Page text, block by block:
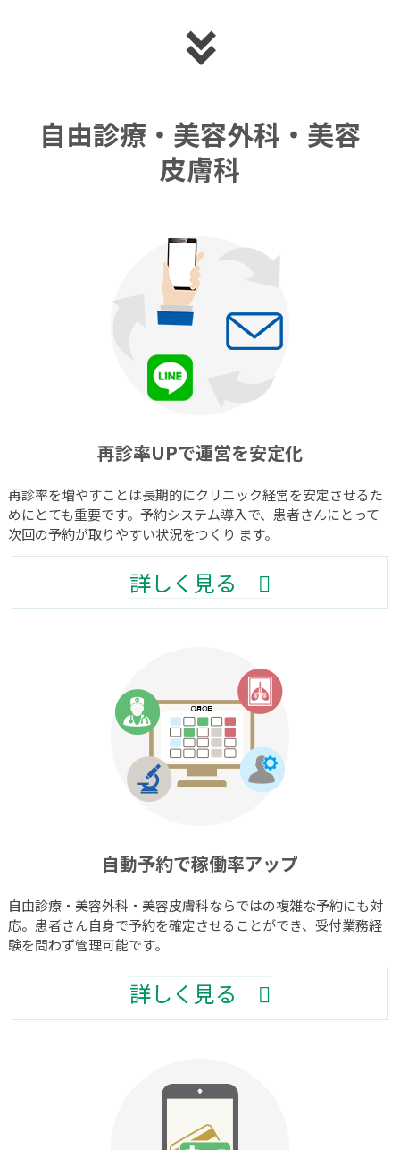
自由診療・美容外科・美容
皮膚科
再診率UPで運営を安定化
再診率を増やすことは長期的にクリニック経営を安定させるた
めにとても重要です。予約システム導入で、患者さんにとって
次回の予約が取りやすい状況をつくり ます。
詳しく見る
自動予約で稼働率アップ
自由診療・美容外科・美容皮膚科ならではの複雑な予約にも対
応。患者さん自身で予約を確定させることができ、受付業務経
験を問わず管理可能です。
詳しく見る